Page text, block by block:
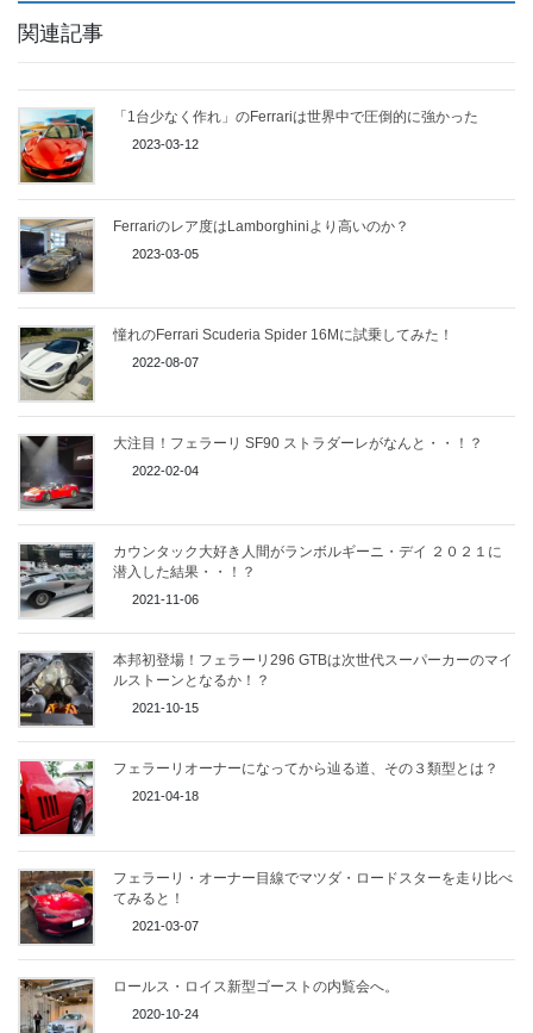
関連記事
「1台少なく作れ」のFerrariは世界中で圧倒的に強かった
2023-03-12
Ferrariのレア度はLamborghiniより高いのか？
2023-03-05
憧れのFerrari Scuderia Spider 16Mに試乗してみた！
2022-08-07
大注目！フェラーリ SF90 ストラダーレがなんと・・！？
2022-02-04
カウンタック大好き人間がランボルギーニ・デイ ２０２１に
潜入した結果・・！？
2021-11-06
本邦初登場！フェラーリ296 GTBは次世代スーパーカーのマイ
ルストーンとなるか！？
2021-10-15
フェラーリオーナーになってから辿る道、その３類型とは？
2021-04-18
フェラーリ・オーナー目線でマツダ・ロードスターを走り比べ
てみると！
2021-03-07
ロールス・ロイス新型ゴーストの内覧会へ。
2020-10-24